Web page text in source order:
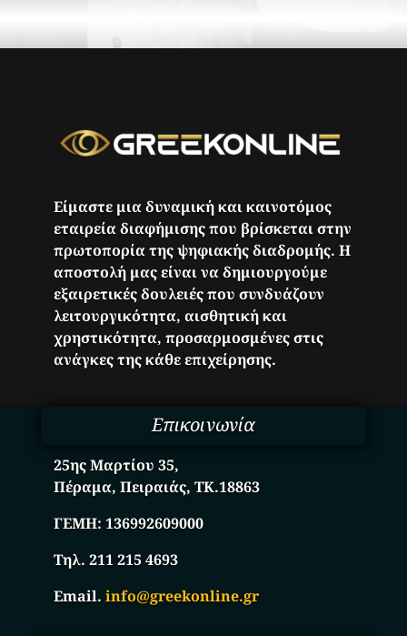
Είμαστε μια δυναμική και καινοτόμος
εταιρεία διαφήμισης που βρίσκεται στην
πρωτοπορία της ψηφιακής διαδρομής. Η
αποστολή μας είναι να δημιουργούμε
εξαιρετικές δουλειές που συνδυάζουν
λειτουργικότητα, αισθητική και
χρηστικότητα, προσαρμοσμένες στις
ανάγκες της κάθε επιχείρησης.
Επικοινωνία
25ης Μαρτίου 35,
Πέραμα, Πειραιάς, ΤΚ.18863
ΓΕΜΗ:136992609000
Τηλ. 211 215 4693
Email.info@greekonline.gr